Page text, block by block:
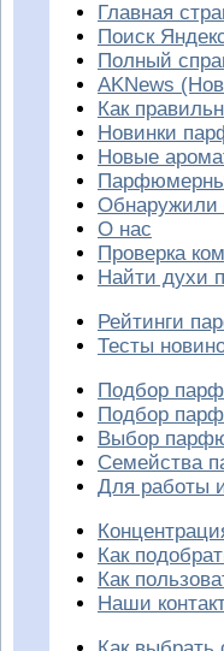
Главная
Поиск
Полный
AKNews
Как
Новинки
Новые
Обнаружили
О нас
Проверка
Найти духи
Рейтинги
Тесты
Подбор
Подбор
Выбор
Семейства
Для работы
Как
Как
Наши